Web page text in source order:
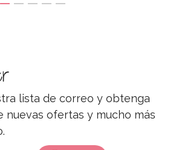
lista de correo y obtenga
nuevas ofertas y mucho más